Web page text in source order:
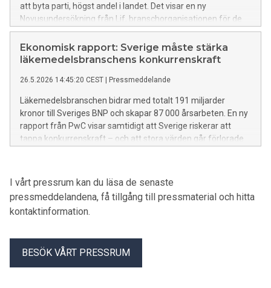
att byta parti, högst andel i landet. Det visar en ny
Novusundersökning från Lif, branschorganisationen för de
forskande läkemedelsföretagen.
Ekonomisk rapport: Sverige måste stärka
läkemedelsbranschens konkurrenskraft
26.5.2026 14:45:20 CEST | Pressmeddelande
Läkemedelsbranschen bidrar med totalt 191 miljarder
kronor till Sveriges BNP och skapar 87 000 årsarbeten. En ny
rapport från PwC visar samtidigt att Sverige riskerar att
tappa konkurrenskraft – och att stora värden går förlorade
I vårt pressrum kan du läsa de senaste
pressmeddelandena, få tillgång till pressmaterial och hitta
kontaktinformation.
BESÖK VÅRT PRESSRUM